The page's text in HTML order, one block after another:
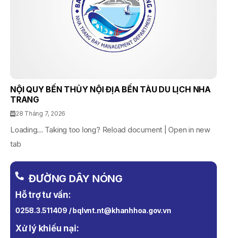
NỘI QUY BẾN THỦY NỘI ĐỊA BẾN TÀU DU LỊCH NHA
TRANG
28 Tháng 7, 2026
Loading... Taking too long? Reload document | Open in new
tab
ĐƯỜNG DÂY NÓNG
Hỗ trợ tư vấn:
0258.3.511409 / bqlvnt.nt@khanhhoa.gov.vn
Xử lý khiếu nại: